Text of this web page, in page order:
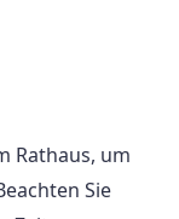
Rathaus, um
Sie